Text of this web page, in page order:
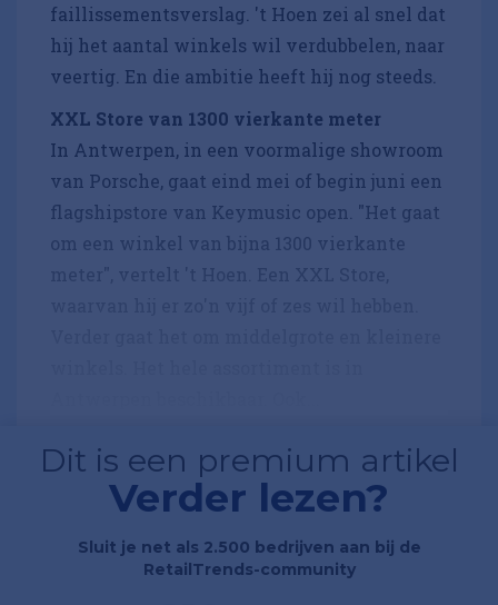
faillissementsverslag. 't Hoen zei al snel dat
hij het aantal winkels wil verdubbelen, naar
veertig. En die ambitie heeft hij nog steeds.
XXL Store van 1300 vierkante meter
In Antwerpen, in een voormalige showroom
van Porsche, gaat eind mei of begin juni een
flagshipstore van Keymusic open. "Het gaat
om een winkel van bijna 1300 vierkante
Dit is een premium artikel
Verder lezen?
Sluit je net als 2.500 bedrijven aan bij de
RetailTrends-community